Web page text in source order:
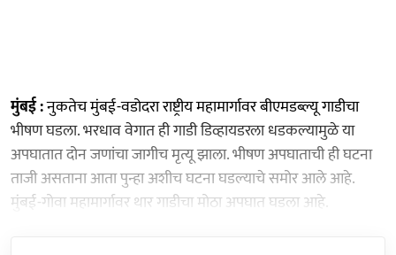
मुंबई :नुकतेच मुंबई-वडोदरा राष्ट्रीय महामार्गावर बीएमडब्ल्यू गाडीचा
भीषण घडला. भरधाव वेगात ही गाडी डिव्हायडरला धडकल्यामुळे या
अपघातात दोन जणांचा जागीच मृत्यू झाला. भीषण अपघाताची ही घटना
ताजी असताना आता पुन्हा अशीच घटना घडल्याचे समोर आले आहे.
मुंबई-गोवा महामार्गावर थार गाडीचा मोठा अपघात घडला आहे.